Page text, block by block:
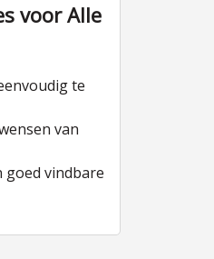
voor Alle
te
van
vindbare